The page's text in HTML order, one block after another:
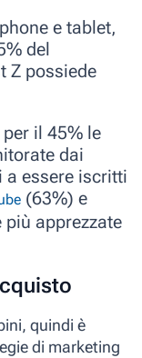
e tablet,
del
Z possiede
il 45% le
dai
a essere iscritti
(63%) e
apprezzate
quindi è
di marketing